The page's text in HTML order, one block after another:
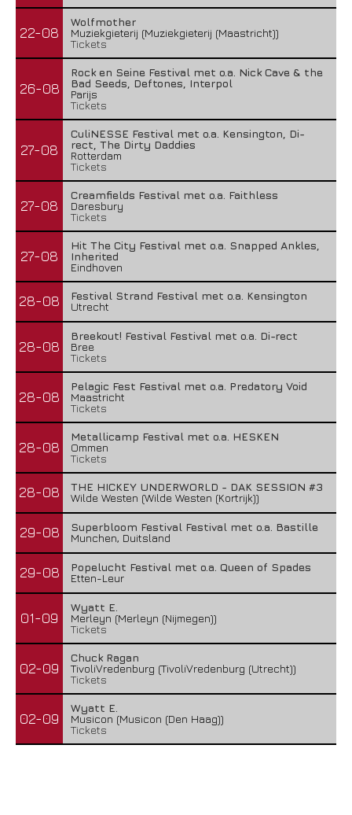
22-08
Wolfmother
Muziekgieterij (Muziekgieterij (Maastricht))
Tickets
26-08
Rock en Seine Festival met o.a. Nick Cave & the
Bad Seeds, Deftones, Interpol
Parijs
Tickets
27-08
CuliNESSE Festival met o.a. Kensington, Di-
rect, The Dirty Daddies
Rotterdam
Tickets
27-08
Creamfields Festival met o.a. Faithless
Daresbury
Tickets
27-08
Hit The City Festival met o.a. Snapped Ankles,
Inherited
Eindhoven
28-08
Festival Strand Festival met o.a. Kensington
Utrecht
28-08
Breekout! Festival Festival met o.a. Di-rect
Bree
Tickets
28-08
Pelagic Fest Festival met o.a. Predatory Void
Maastricht
Tickets
28-08
Metallicamp Festival met o.a. HESKEN
Ommen
Tickets
28-08
THE HICKEY UNDERWORLD - DAK SESSION #3
Wilde Westen (Wilde Westen (Kortrijk))
29-08
Superbloom Festival Festival met o.a. Bastille
Munchen, Duitsland
29-08
Popelucht Festival met o.a. Queen of Spades
Etten-Leur
01-09
Wyatt E.
Merleyn (Merleyn (Nijmegen))
Tickets
02-09
Chuck Ragan
TivoliVredenburg (TivoliVredenburg (Utrecht))
Tickets
02-09
Wyatt E.
Musicon (Musicon (Den Haag))
Tickets